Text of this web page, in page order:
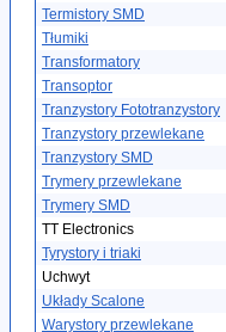
Termistory SMD
Tłumiki
Transformatory
Transoptor
Tranzystory Fototranzystory
Tranzystory przewlekane
Tranzystory SMD
Trymery przewlekane
Trymery SMD
TT Electronics
Tyrystory i triaki
Uchwyt
Układy Scalone
Warystory przewlekane